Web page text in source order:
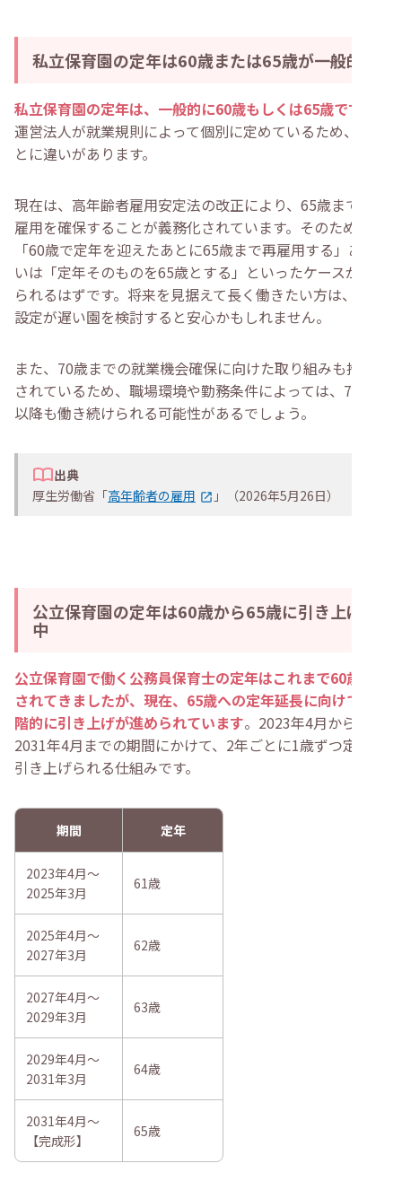
私立保育園の定年は60歳または65歳が一般的
私立保育園の定年は、一般的に60歳もしくは65歳です
運営法人が就業規則によって個別に定めているため、園ご
とに違いがあります。
現在は、高年齢者雇用安定法の改正により、65歳までの
雇用を確保することが義務化されています。そのため、
「60歳で定年を迎えたあとに65歳まで再雇用する」ある
いは「定年そのものを65歳とする」といったケースが見
られるはずです。将来を見据えて長く働きたい方は、定年
設定が遅い園を検討すると安心かもしれません。
また、70歳までの就業機会確保に向けた取り組みも推進
されているため、職場環境や勤務条件によっては、70歳
以降も働き続けられる可能性があるでしょう。
出典
厚生労働省「高年齢者の雇用 」（2026年5月26日）
公立保育園の定年は60歳から65歳に引き上げ
中
公立保育園で働く公務員保育士の定年はこれまで60歳と
されてきましたが、現在、65歳への定年延長に向けて段
階的に引き上げが進められています。2023年4月から
2031年4月までの期間にかけて、2年ごとに1歳ずつ定年が
引き上げられる仕組みです。
期間 定年
2023年4月～
2025年3月
61歳
2025年4月～
2027年3月
62歳
2027年4月～
2029年3月
63歳
2029年4月～
2031年3月
64歳
2031年4月～
【完成形】
65歳